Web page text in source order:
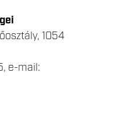
1054
e-mail: